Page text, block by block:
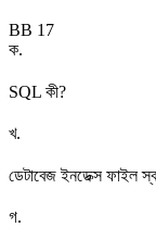
BB 17
ক.
SQL কী?
খ.
ডেটাবেজ ইনডেক্স ফাইল
গ.